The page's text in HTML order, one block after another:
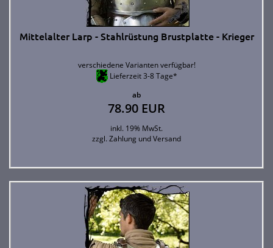
Mittelalter Larp - Stahlrüstung Brustplatte - Krieger
verschiedene Varianten verfügbar!
Lieferzeit 3-8 Tage*
ab
78.90 EUR
inkl. 19% MwSt.
zzgl.Zahlung und Versand